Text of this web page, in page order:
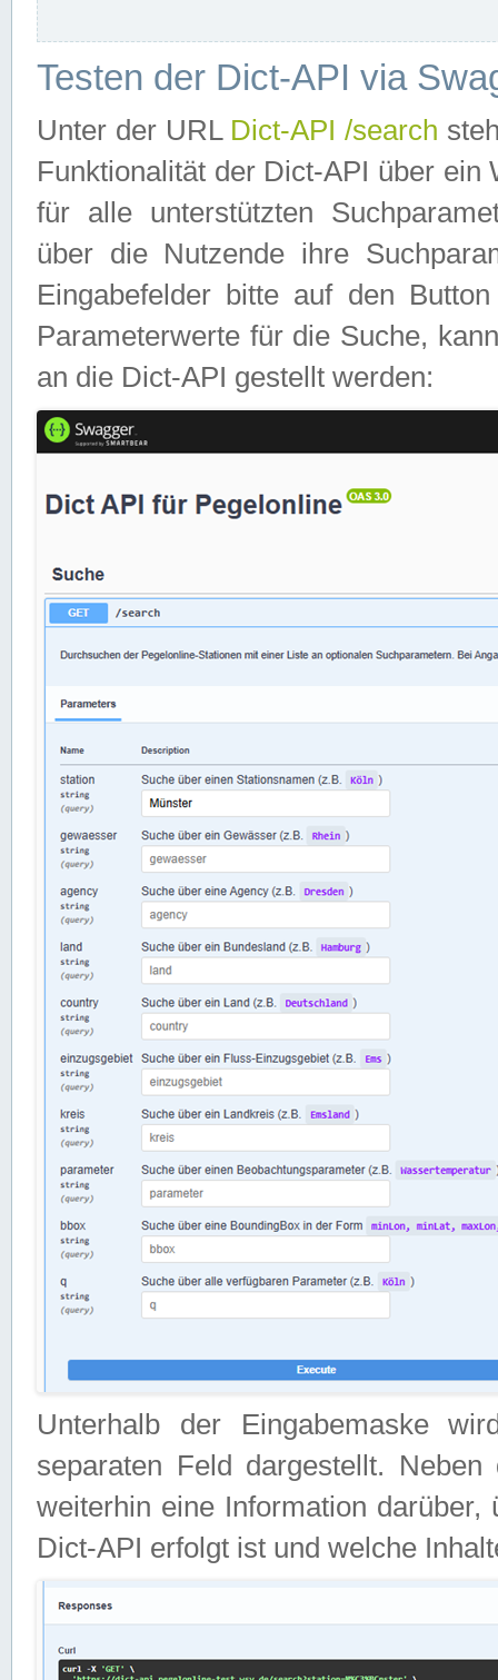
Testen der Dict-API via
Unter der URL Dict-API /search
Funktionalität der Dict-API über
für alle unterstützten
über die Nutzende ihre
Eingabefelder bitte auf den
Parameterwerte für die Suche,
an die Dict-API gestellt werden:
Unterhalb der Eingabemaske
separaten Feld dargestellt.
weiterhin eine Information
Dict-API erfolgt ist und welche